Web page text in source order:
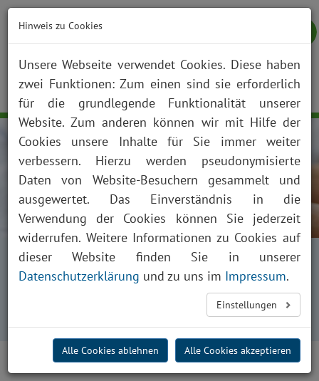
NOTFALL KONTAKT ANFAHRT JOBS SUCHE
Startseite
Fachabteilungen
Kliniken, Institute und Funktionsbereiche
"Wir sind Level-1-Kinder"
Hinweis zu Cookies
Unsere Webseite verwendet Cookies. Diese haben
zwei Funktionen: Zum einen sind sie erforderlich
für die grundlegende Funktionalität unserer
Website. Zum anderen können wir mit Hilfe der
Cookies unsere Inhalte für Sie immer weiter
verbessern. Hierzu werden pseudonymisierte
Daten von Website-Besuchern gesammelt und
ausgewertet. Das Einverständnis in die
Verwendung der Cookies können Sie jederzeit
widerrufen. Weitere Informationen zu Cookies auf
dieser Website finden Sie in unserer
Datenschutzerklärung und zu uns im Impressum.
Einstellungen
Alle Cookies ablehnen Alle Cookies akzeptieren